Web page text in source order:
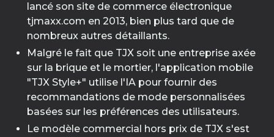
lancé son site de commerce électronique
tjmaxx.com en 2013, bien plus tard que de
nombreux autres détaillants.
Malgré le fait que TJX soit une entreprise axée
sur la brique et le mortier, l'application mobile
"TJX Style+" utilise l'IA pour fournir des
recommandations de mode personnalisées
basées sur les préférences des utilisateurs.
Le modèle commercial hors prix de TJX s'est